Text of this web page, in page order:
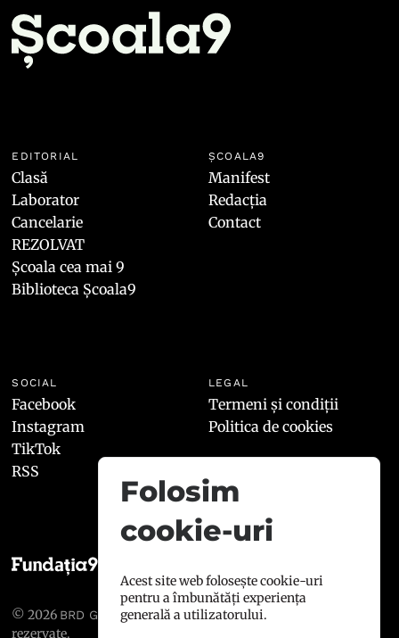
EDITORIAL
Clasă
Laborator
Cancelarie
REZOLVAT
Școala cea mai 9
Biblioteca Școala9
ȘCOALA9
Manifest
Redacția
Contact
SOCIAL
Facebook
Instagram
TikTok
RSS
LEGAL
Termeni și condiții
Politica de cookies
© 2026 BRD GROUPE SOCIÉTÉ GÉNÉRALE
rezervate.
Folosim
cookie-uri
Acest site web folosește cookie-uri
pentru a îmbunătăți experiența
generală a utilizatorului.